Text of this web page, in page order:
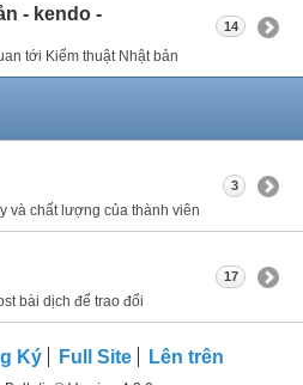
- kendo -
tới Kiếm thuật Nhật bản
14
và chất lượng của thành viên
3
bài dịch để trao đổi
17
Ký Full Site Lên trên